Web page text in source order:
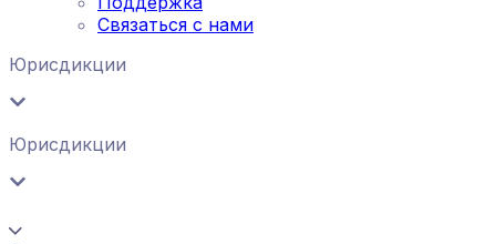
Связаться с нами
Юрисдикции
Юрисдикции